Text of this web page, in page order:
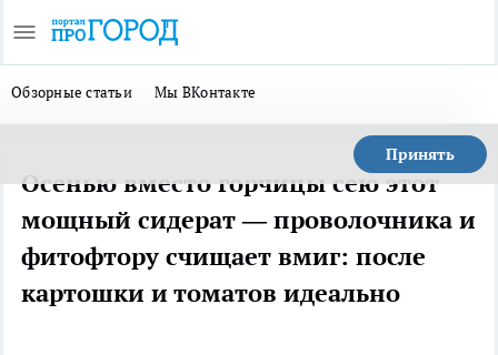
Обзорные статьи Мы ВКонтакте
Принять
Осенью вместо горчицы сею этот
мощный сидерат — проволочника и
фитофтору счищает вмиг: после
картошки и томатов идеально